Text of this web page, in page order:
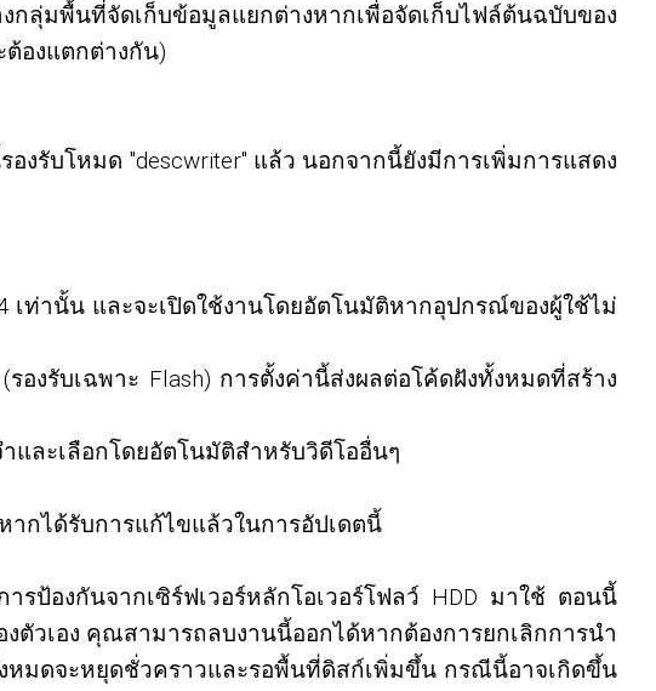
ลุ่มพื้นที่จัดเก็บข้อมูลแยกต่างหากเพื่อจัดเก็บไฟล์ต้นฉบับของ
องแตกต่างกัน)
รับโหมด "descwriter" แล้ว นอกจากนี้ยังมีการเพิ่มการแสดง
เท่านั้น และจะเปิดใช้งานโดยอัตโนมัติหากอุปกรณ์ของผู้ใช้ไม่
องรับเฉพาะ Flash) การตั้งค่านี้ส่งผลต่อโค้ดฝังทั้งหมดที่สร้าง
ละเลือกโดยอัตโนมัติสำหรับวิดีโออื่นๆ
กได้รับการแก้ไขแล้วในการอัปเดตนี้
รป้องกันจากเซิร์ฟเวอร์หลักโอเวอร์โฟลว์ HDD มาใช้ ตอนนี้
วเอง คุณสามารถลบงานนี้ออกได้หากต้องการยกเลิกการนำ
หมดจะหยุดชั่วคราวและรอพื้นที่ดิสก์เพิ่มขึ้น กรณีนี้อาจเกิดขึ้น